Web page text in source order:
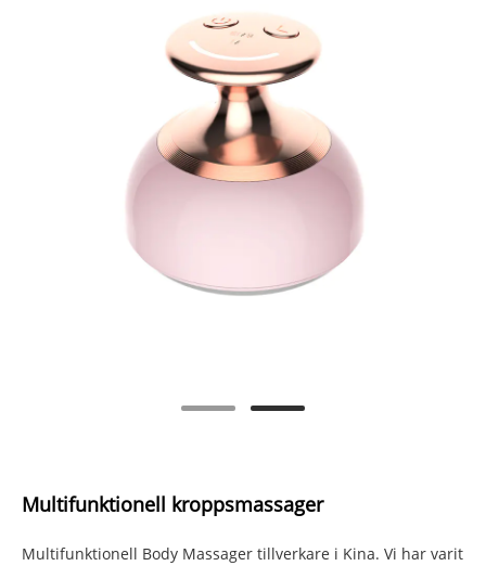
Multifunktionell kroppsmassager
Multifunktionell Body Massager tillverkare i Kina. Vi har varit